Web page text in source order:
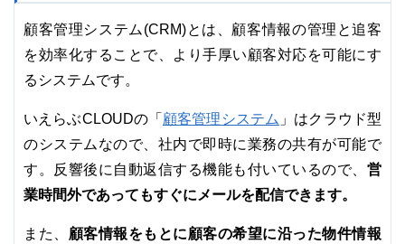
顧客管理システム(CRM)とは、顧客情報の管理と追客
を効率化することで、より手厚い顧客対応を可能にす
るシステムです。
いえらぶCLOUDの「 顧客管理システム 」はクラウド型
のシステムなので、社内で即時に業務の共有が可能で
す。反響後に自動返信する機能も付いているので、 営
業時間外であってもすぐにメールを配信できます。
また、 顧客情報をもとに顧客の希望に沿った物件情報